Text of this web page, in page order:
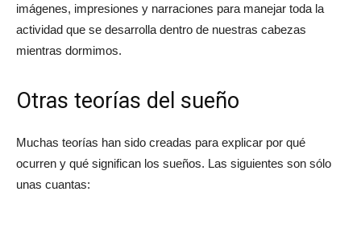
imágenes, impresiones y narraciones para manejar toda la
actividad que se desarrolla dentro de nuestras cabezas
mientras dormimos.
Otras teorías del sueño
Muchas teorías han sido creadas para explicar por qué
ocurren y qué significan los sueños. Las siguientes son sólo
unas cuantas: